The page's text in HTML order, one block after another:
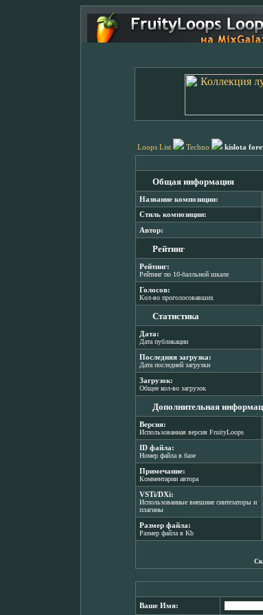
Loops List Techno kislota
Общая информация
Название композиции:
Стиль композиции:
Автор:
Рейтинг
Рейтинг:
Рейтинг по 10-балльной шкале
Голосов:
Кол-во проголосовавших
Статистика
Дата:
Дата публикации
Последняя загрузка:
Дата последней загрузки
Загрузок:
Общее кол-во загрузок
Дополнительная
Версия:
Использованная версия FruityLoops
ID файла:
Номер файла в базе
Примечание:
Комментарии автора
VSTi/DXi:
Использованные внешние синтезаторы и
плагины
Размер файла:
Размер файла в Kb
Ваше Имя: